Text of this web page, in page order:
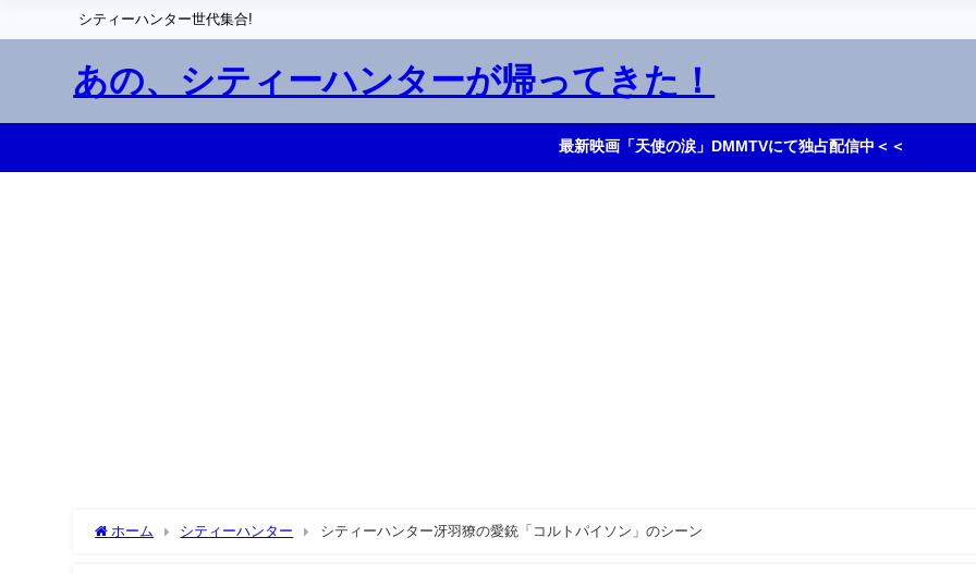
シティーハンター世代集合!
あの、シティーハンターが帰ってきた！
最新映画「天使の涙」DMMTVにて独占配信中＜＜
ホーム シティーハンター シティーハンター冴羽獠の愛銃「コルトパイソン」のシーン